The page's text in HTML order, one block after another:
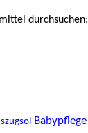
durchsuchen:
Babypflege